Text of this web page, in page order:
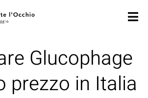
Glucophage
prezzo in Italia